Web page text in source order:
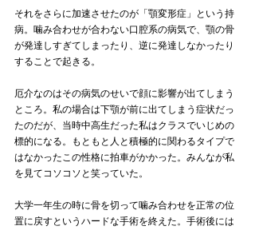
それをさらに加速させたのが「顎変形症」という持
病。噛み合わせが合わない口腔系の病気で、顎の骨
が発達しすぎてしまったり、逆に発達しなかったり
することで起きる。
厄介なのはその病気のせいで顔に影響が出てしまう
ところ。私の場合は下顎が前に出てしまう症状だっ
たのだが、当時中高生だった私はクラスでいじめの
標的になる。もともと人と積極的に関わるタイプで
はなかったこの性格に拍車がかかった。みんなが私
を見てコソコソと笑っていた。
大学一年生の時に骨を切って噛み合わせを正常の位
置に戻すというハードな手術を終えた。手術後には